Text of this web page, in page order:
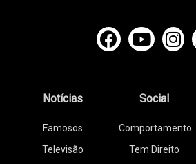
Notícias
Famosos
Televisão
Social
Comportamento
Tem Direito